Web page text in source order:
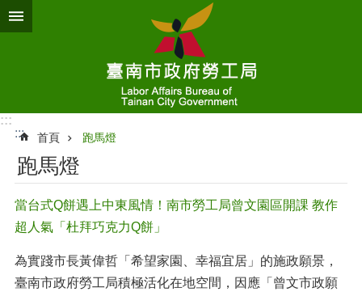
跳到主要內容區塊
:::
:::
首頁 跑馬燈
跑馬燈
當台式Q餅遇上中東風情！南市勞工局曾文園區開課 教作
超人氣「杜拜巧克力Q餅」
為實踐市長黃偉哲「希望家園、幸福宜居」的施政願景，
臺南市政府勞工局積極活化在地空間，因應「曾文市政願